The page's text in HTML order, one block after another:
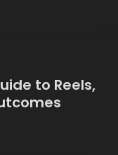
to Reels,